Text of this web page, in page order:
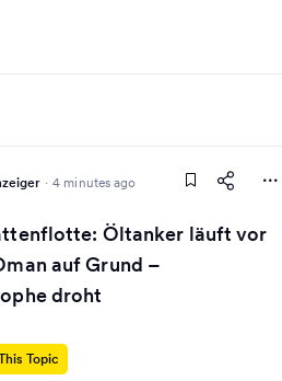
· 4 minutes ago
Öltanker läuft vor
auf Grund –
droht
Topic